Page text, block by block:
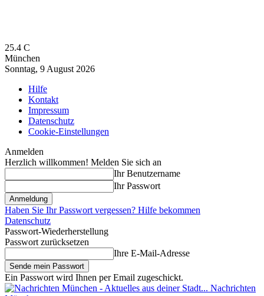
25.4 C
München
Sonntag, 9 August 2026
Hilfe
Kontakt
Impressum
Datenschutz
Cookie-Einstellungen
Anmelden
Herzlich willkommen! Melden Sie sich an
Ihr Benutzername
Ihr Passwort
Haben Sie Ihr Passwort vergessen? Hilfe bekommen
Datenschutz
Passwort-Wiederherstellung
Passwort zurücksetzen
Ihre E-Mail-Adresse
Ein Passwort wird Ihnen per Email zugeschickt.
Nachrichten